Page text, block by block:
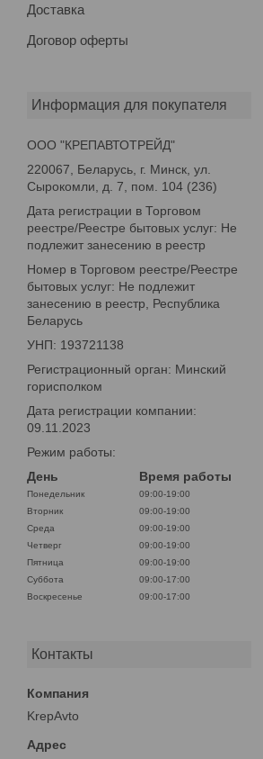
Доставка
Договор оферты
Информация для покупателя
ООО "КРЕПАВТОТРЕЙД"
220067, Беларусь, г. Минск, ул.
Сырокомли, д. 7, пом. 104 (236)
Дата регистрации в Торговом
реестре/Реестре бытовых услуг: Не
подлежит занесению в реестр
Номер в Торговом реестре/Реестре
бытовых услуг: Не подлежит
занесению в реестр, Республика
Беларусь
УНП: 193721138
Регистрационный орган: Минский
горисполком
Дата регистрации компании:
09.11.2023
Режим работы:
День
Время работы
Понедельник
09:00-19:00
Вторник
09:00-19:00
Среда
09:00-19:00
Четверг
09:00-19:00
Пятница
09:00-19:00
Суббота
09:00-17:00
Воскресенье
09:00-17:00
Контакты
KrepAvto